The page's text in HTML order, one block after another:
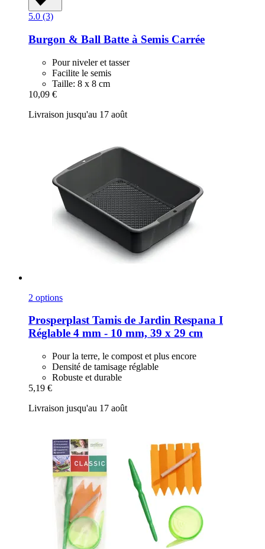
5.0 (3)
Burgon & Ball Batte à Semis Carrée
Pour niveler et tasser
Facilite le semis
Taille: 8 x 8 cm
10,09 €
Livraison jusqu'au 17 août
2 options
ProsperplastTamis de Jardin Respana I
Réglable 4 mm -​ 10 mm, 39 x 29 cm
Pour la terre, le compost et plus encore
Densité de tamisage réglable
Robuste et durable
5,19 €
Livraison jusqu'au 17 août